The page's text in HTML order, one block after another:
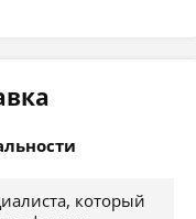
который